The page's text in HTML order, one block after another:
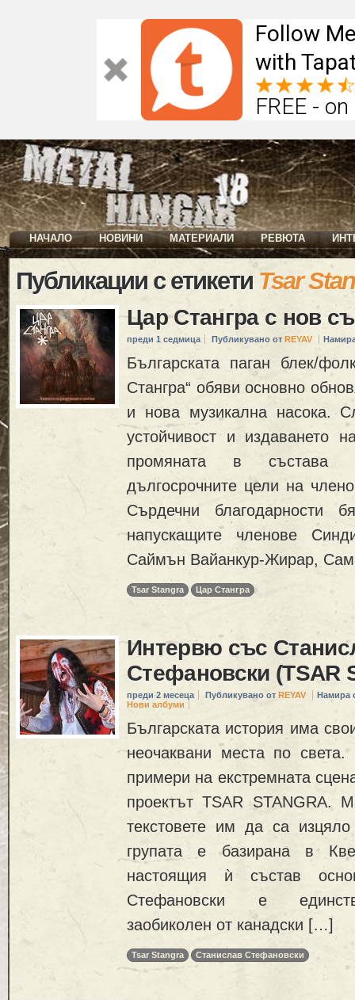
Follow
with
FREE -
НАЧАЛО НОВИНИ МАТЕРИАЛИ РЕВЮТА
Публикации с етикети Tsar
Цар Стангра с нов
преди 1 седмица Публикувано от REYAV
Българската паган блек/
Стангра“ обяви основно
и нова музикална насока.
устойчивост и издаването
промяната в състава
дългосрочните цели на
Сърдечни благодарности
напускащите членове
Саймън Вайанкур-Жирар,
Tsar Stangra Цар Стангра
Интервю със
Стефановски (TSAR
преди 2 месеца Публикувано от REYAV
Намира
Нови албуми
Българската история има
неочаквани места по
примери на екстремната
проектът TSAR STANGRA.
текстовете им да са
групата е базирана в
настоящия ѝ състав
Стефановски е
заобиколен от канадски […]
Tsar Stangra Станислав Стефановски